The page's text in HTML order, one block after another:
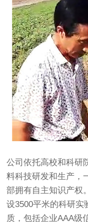
公司依托高校和科研
料科技研发和生产，
部拥有自主知识产权
设3500平米的科研实
质，包括企业AAA级